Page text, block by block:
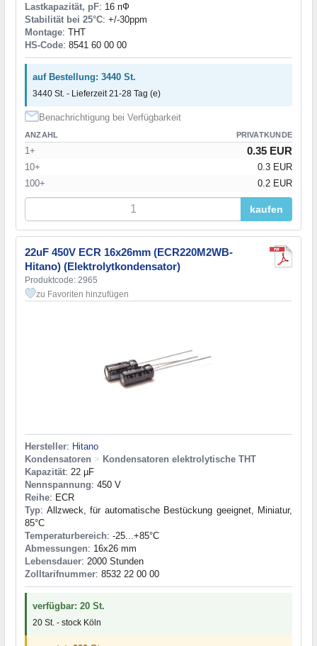
Lastkapazität, pF: 16 пФ
Stabilität bei 25°C: +/-30ppm
Montage: THT
HS-Code: 8541 60 00 00
auf Bestellung: 3440 St.
3440 St. - Lieferzeit 21-28 Tag (e)
Benachrichtigung bei Verfügbarkeit
ANZAHL PRIVATKUNDE
1+ 0.35 EUR
10+
0.3 EUR
100+
0.2 EUR
kaufen
22uF 450V ECR 16x26mm (ECR220M2WB-
Hitano) (Elektrolytkondensator)
Produktcode: 2965
zu Favoriten hinzufügen
Hersteller: Hitano
Kondensatoren > Kondensatoren elektrolytische THT
Kapazität: 22 µF
Nennspannung: 450 V
Reihe: ECR
Typ: Allzweck, für automatische Bestückung geeignet, Miniatur,
85°C
Temperaturbereich: -25...+85°C
Abmessungen: 16x26 mm
Lebensdauer: 2000 Stunden
Zolltarifnummer: 8532 22 00 00
verfügbar: 20 St.
20 St. - stock Köln